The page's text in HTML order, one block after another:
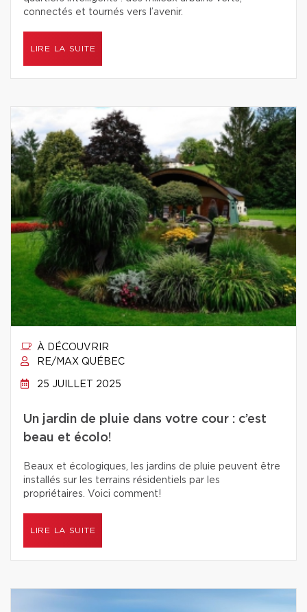
connectés et tournés vers l’avenir.
LIRE LA SUITE
À DÉCOUVRIR
RE/MAX QUÉBEC
25 JUILLET 2025
Un jardin de pluie dans votre cour : c’est
beau et écolo!
Beaux et écologiques, les jardins de pluie peuvent être
installés sur les terrains résidentiels par les
propriétaires. Voici comment!
LIRE LA SUITE